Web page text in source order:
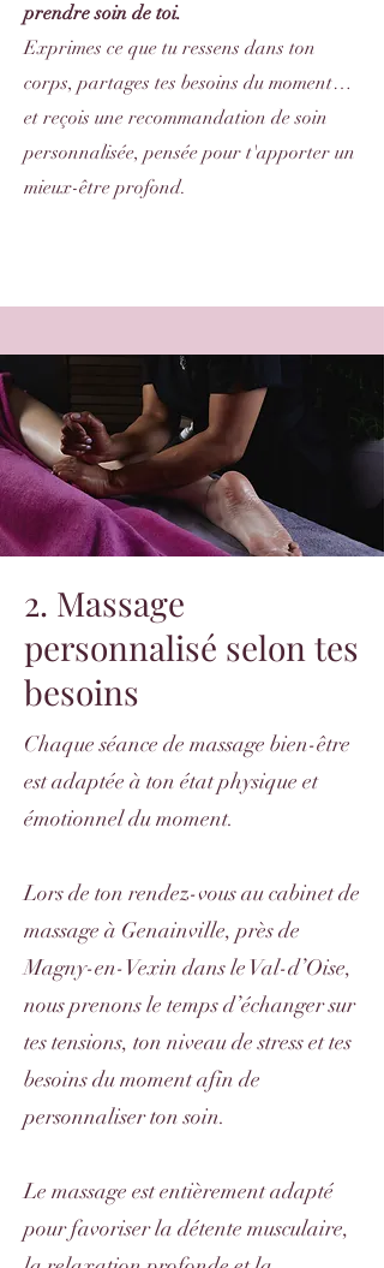
prendre soin de toi.
Exprimes ce que tu ressens dans ton
corps, partages tes besoins du moment…
et reçois une recommandation de soin
personnalisée, pensée pour t'apporter un
mieux-être profond.
2. Massage
personnalisé selon tes
besoins
Chaque séance de massage bien-être
est adaptée à ton état physique et
émotionnel du moment.
Lors de ton rendez-vous au cabinet de
massage à Genainville, près de
Magny-en-Vexin dans le Val-d’Oise,
nous prenons le temps d’échanger sur
tes tensions, ton niveau de stress et tes
besoins du moment afin de
personnaliser ton soin.
Le massage est entièrement adapté
pour favoriser la détente musculaire,